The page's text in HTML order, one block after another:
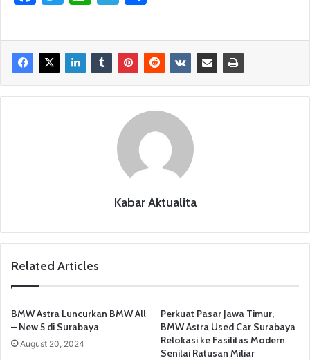
c
e
b
o
itt
er
at
s
A
p
e
gr
a
m
ar
e
Kabar Aktualita
Related Articles
BMW Astra Luncurkan BMW All
– New 5 di Surabaya
August 20, 2024
Perkuat Pasar Jawa Timur,
BMW Astra Used Car Surabaya
Relokasi ke Fasilitas Modern
Senilai Ratusan Miliar